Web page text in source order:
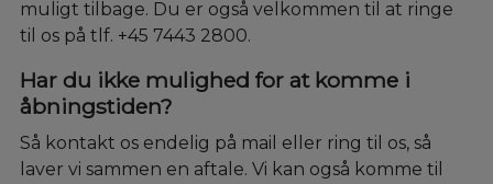
muligt tilbage. Du er også velkommen til at ringe
til os på tlf. +45 7443 2800.
Har du ikke mulighed for at komme i
åbningstiden?
Så kontakt os endelig på mail eller ring til os, så
laver vi sammen en aftale. Vi kan også komme til